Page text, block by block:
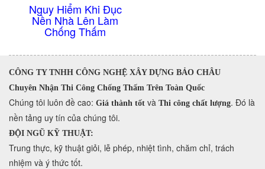
Nguy Hiểm Khi Đục
Nền Nhà Lên Làm
Chống Thấm
CÔNG TY TNHH CÔNG NGHỆ XÂY DỰNG BẢO CHÂU
Chuyên Nhận Thi Công Chống Thấm Trên Toàn Quốc
​Chúng tôi luôn đề cao: Giá thành tốt và Thi công chất lượng. Đó là
nền tảng uy tín của chúng tôi.
ĐỘI NGŨ KỸ THUẬT:
Trung thực, kỹ thuật giỏi, lễ phép, nhiệt tình, chăm chỉ, trách
nhiệm và ý thức tốt.